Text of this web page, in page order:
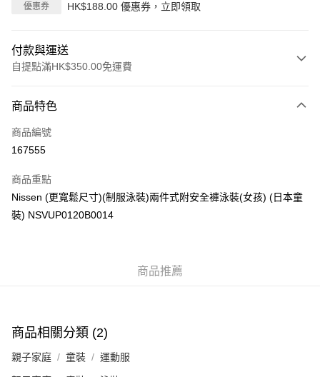
優惠券 HK$188.00 優惠券，立即領取
付款與運送
自提點滿HK$350.00免運費
信用卡
Apple Pay
PayMe
WeChat Pay
付款後順豐站及營業點
每筆HK$40.00，滿HK$350.00或以上免運費
商品特色
商品編號
167555
商品重點
Nissen (更寬鬆尺寸)(制服泳裝)兩件式附安全褲泳裝(女孩) (日本童
裝) NSVUP0120B0014
商品推薦
商品相關分類 (2)
親子家庭 童裝 運動服